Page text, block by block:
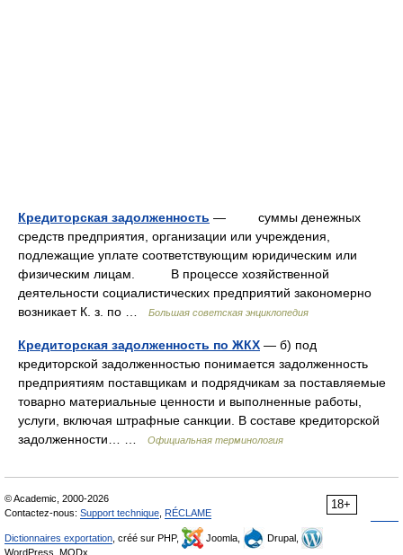
Кредиторская задолженность — суммы денежных
средств предприятия, организации или учреждения,
подлежащие уплате соответствующим юридическим или
физическим лицам. В процессе хозяйственной
деятельности социалистических предприятий закономерно
возникает К. з. по …
Большая советская энциклопедия
Кредиторская задолженность по ЖКХ — б) под
кредиторской задолженностью понимается задолженность
предприятиям поставщикам и подрядчикам за поставляемые
товарно материальные ценности и выполненные работы,
услуги, включая штрафные санкции. В составе кредиторской
задолженности… …
Официальная терминология
18+
© Academic, 2000-2026
Contactez-nous: Support technique RÉCLAME
Dictionnaires exportation , créé sur PHP, Joomla,
Drupal,
WordPress, MODx.